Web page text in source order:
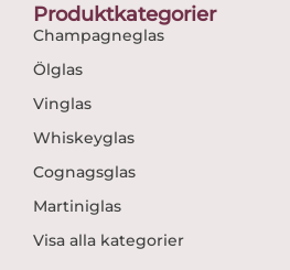
Produktkategorier
Champagneglas
Ölglas
Vinglas
Whiskeyglas
Cognagsglas
Martiniglas
Visa alla kategorier